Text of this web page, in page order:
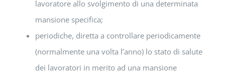
lavoratore allo svolgimento di una determinata
mansione specifica;
periodiche, diretta a controllare periodicamente
(normalmente una volta l’anno) lo stato di salute
dei lavoratori in merito ad una mansione